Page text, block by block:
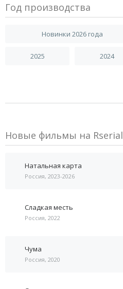
Год производства
Новинки 2026 года
2025 2024
Новые фильмы на Rserial
Натальная карта
Россия, 2023-2026
Сладкая месть
Россия, 2022
Чума
Россия, 2020